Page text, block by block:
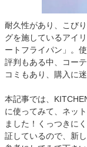
耐久性があり、こび
グを施しているアイ
ートフライパン」。
評判もある中、コー
コミもあり、購入に
本記事では、
に使ってみて、ネッ
ました！くっつきに
証しているので、新